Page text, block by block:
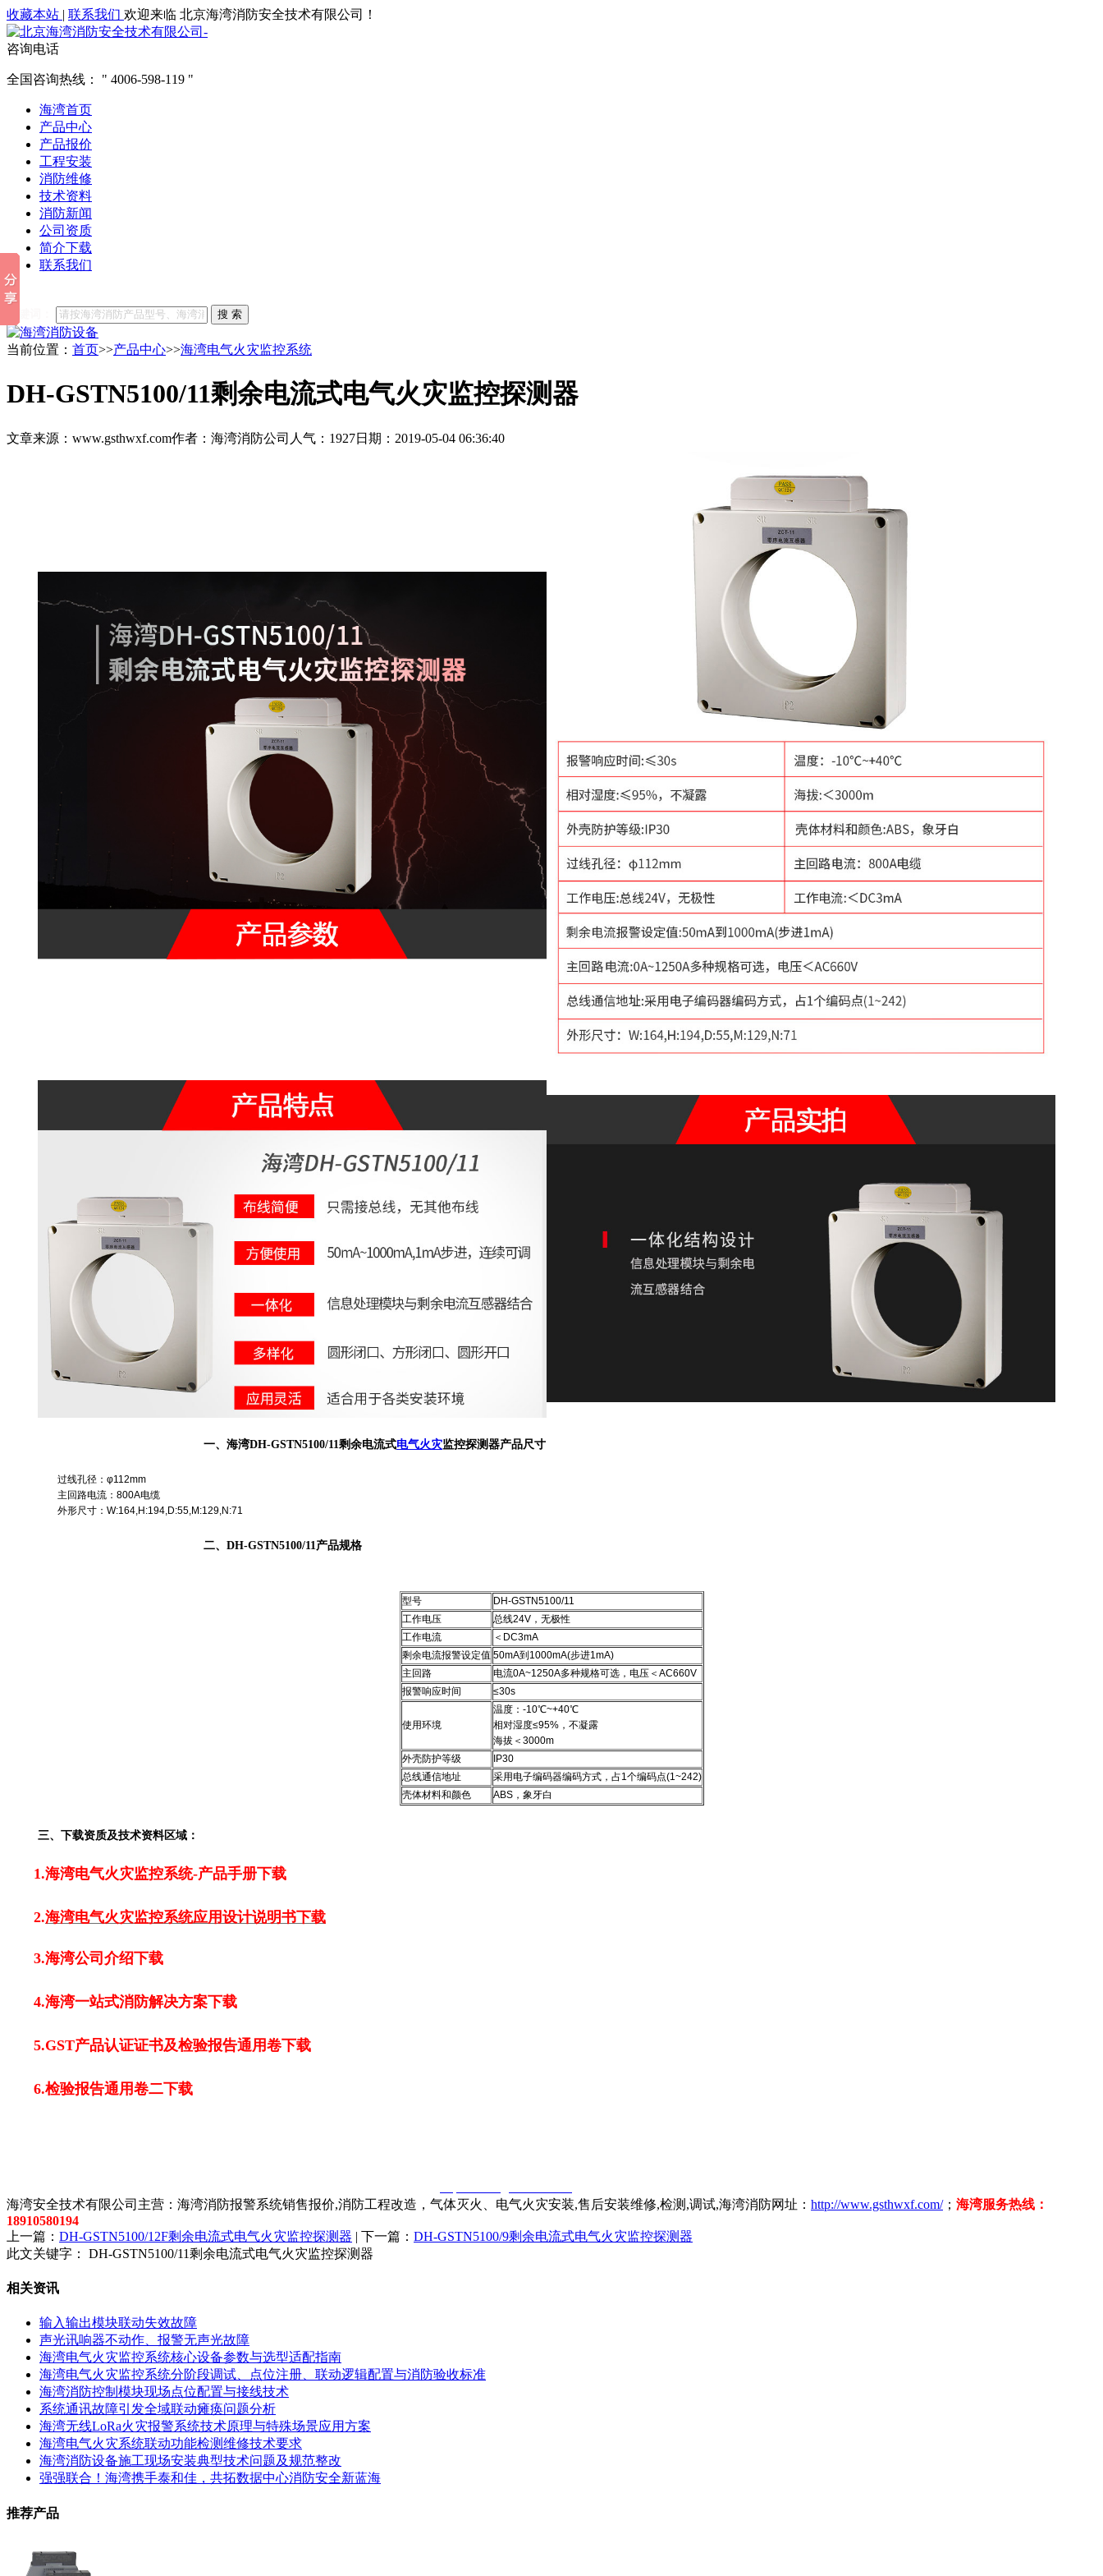
收藏本站 | 联系我们 欢迎来临 北京海湾消防安全技术有限公司！
咨询电话
全国咨询热线： 4006-598-119
海湾首页
产品中心
产品报价
工程安装
消防维修
技术资料
消防新闻
公司资质
简介下载
联系我们
他们都在搜索:
搜 索
当前位置： 首页>>产品中心>>海湾电气火灾监控系统
DH-GSTN5100/11剩余电流式电气火灾监控探测器
文章来源：www.gsthwxf.com作者：海湾消防公司 人气：1927日期：2019-05-04 06:36:40
一、海湾DH-GSTN5100/11 剩余电流式电气火灾监控探测器产品尺寸
过线孔径：φ112mm
主回路电流：800A电缆
外形尺寸：W:164,H:194,D:55,M:129,N:71
二、DH-GSTN5100/11产品规格
型号
DH-GSTN5100/11
工作电压
总线24V，无极性
工作电流
＜DC3mA
剩余电流报警设定值 50mA到1000mA(步进1mA)
主回路
电流0A~1250A多种规格可选，电压＜AC660V
报警响应时间
≤30s
使用环境
温度：-10℃~+40℃
相对湿度≤95%，不凝露
海拔＜3000m
外壳防护等级
IP30
总线通信地址
采用电子编码器编码方式，占1个编码点(1~242)
壳体材料和颜色
ABS，象牙白
三、下载资质及技术资料区域：
1.海湾电气火灾监控系统-产品手册下载
2.海湾电气火灾监控系统应用设计说明书下载
3.海湾公司介绍下载
4.海湾一站式消防解决方案下载
5.GST产品认证证书及检验报告通用卷下载
6.检验报告通用卷二下载
海湾安全技术有限公司主营：海湾消防报警系统销售报价,消防工程改造，气体灭火、电气火灾安装,售后安装维修,检测,调试,海湾消防网址： http://www.gsthwxf.com/； 海湾服务热线：
18910580194
上一篇： DH-GSTN5100/12F剩余电流式电气火灾监控探测器 | 下一篇： DH-GSTN5100/9剩余电流式电气火灾监控探测器
此文关键字：
DH-GSTN5100/11剩余电流式电气火灾监控探测器
相关资讯
输入输出模块联动失效故障
声光讯响器不动作、报警无声光故障
海湾电气火灾监控系统核心设备参数与选型适配指南
海湾电气火灾监控系统分阶段调试、点位注册、联动逻辑配置与消防验收标准
海湾消防控制模块现场点位配置与接线技术
系统通讯故障引发全域联动瘫痪问题分析
海湾无线LoRa火灾报警系统技术原理与特殊场景应用方案
海湾电气火灾系统联动功能检测维修技术要求
海湾消防设备施工现场安装典型技术问题及规范整改
强强联合！海湾携手泰和佳，共拓数据中心消防安全新蓝海
推荐产品